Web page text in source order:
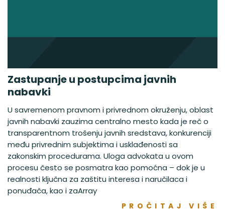
Zastupanje u postupcima javnih
nabavki
U savremenom pravnom i privrednom okruženju, oblast
javnih nabavki zauzima centralno mesto kada je reč o
transparentnom trošenju javnih sredstava, konkurenciji
među privrednim subjektima i usklađenosti sa
zakonskim procedurama. Uloga advokata u ovom
procesu često se posmatra kao pomoćna – dok je u
realnosti ključna za zaštitu interesa i naručilaca i
ponuđača, kao i zaArray
PROČITAJ VIŠE